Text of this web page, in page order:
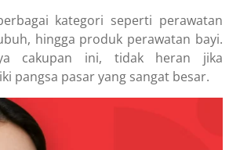
kategori seperti perawatan
hingga produk perawatan bayi.
cakupan ini, tidak heran jika
pangsa pasar yang sangat besar.